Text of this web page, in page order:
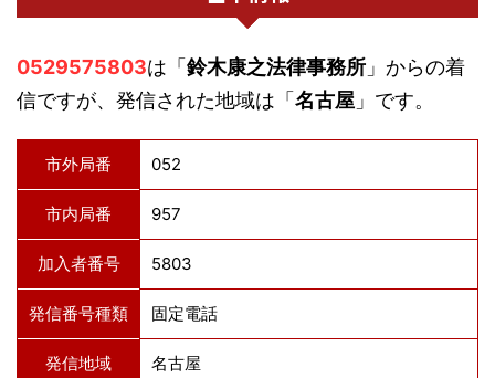
0529575803は「鈴木康之法律事務所 」からの着
信ですが、発信された地域は「名古屋 」です。
市外局番 052
市内局番 957
加入者番号 5803
発信番号種類 固定電話
発信地域 名古屋